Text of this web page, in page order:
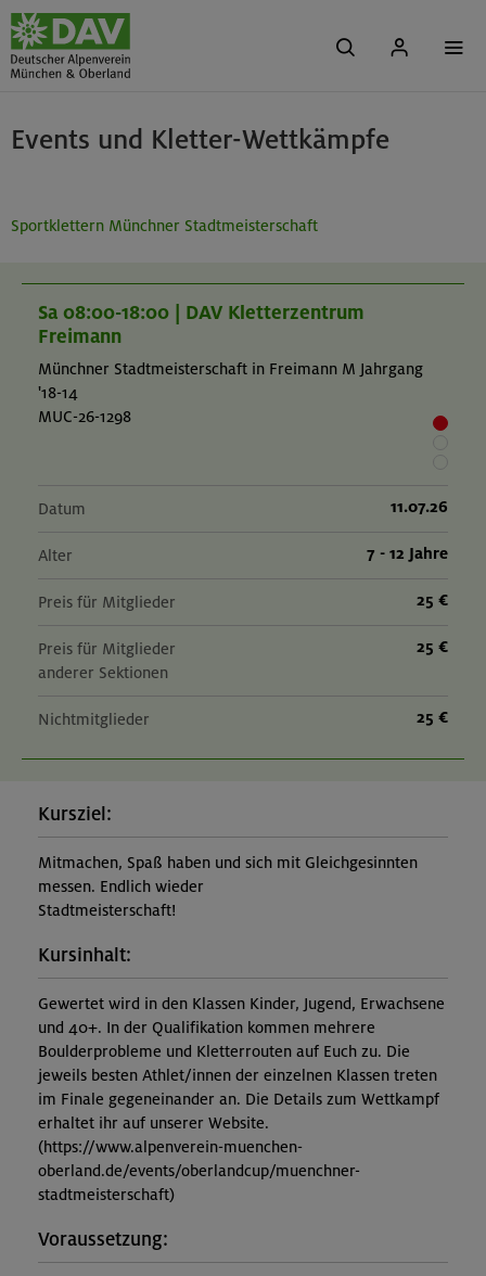
Events und Kletter-Wettkämpfe
Sportklettern Münchner Stadtmeisterschaft
Sa 08:00-18:00 | DAV Kletterzentrum
Freimann
Münchner Stadtmeisterschaft in Freimann M Jahrgang
'18-14
MUC-26-1298
Datum 11.07.26
Alter 7 - 12 Jahre
Preis für Mitglieder 25 €
Preis für Mitglieder
anderer Sektionen
25 €
Nichtmitglieder 25 €
Kursziel:
Mitmachen, Spaß haben und sich mit Gleichgesinnten
messen. Endlich wieder
Stadtmeisterschaft!
Kursinhalt:
Gewertet wird in den Klassen Kinder, Jugend, Erwachsene
und 40+. In der Qualifikation kommen mehrere
Boulderprobleme und Kletterrouten auf Euch zu. Die
jeweils besten Athlet/innen der einzelnen Klassen treten
im Finale gegeneinander an. Die Details zum Wettkampf
erhaltet ihr auf unserer Website.
(https://www.alpenverein-muenchen-
oberland.de/events/oberlandcup/muenchner-
stadtmeisterschaft)
Voraussetzung: